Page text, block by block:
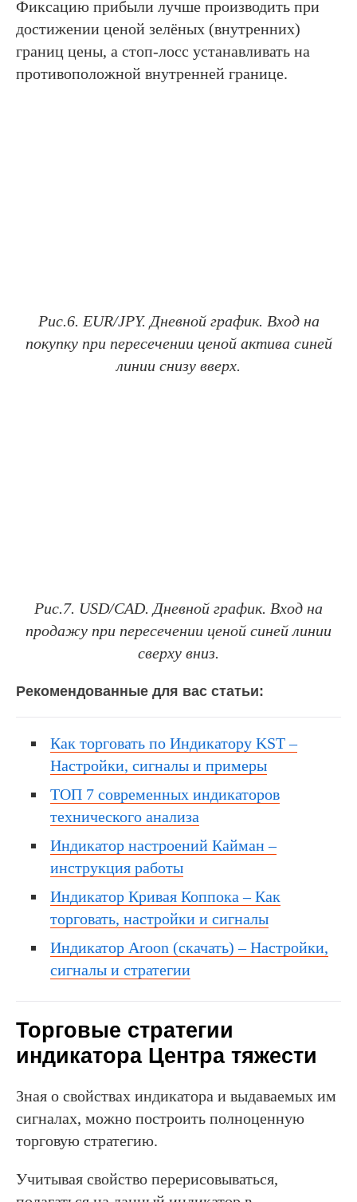
Фиксацию прибыли лучше производить при
достижении ценой зелёных (внутренних)
границ цены, а стоп-лосс устанавливать на
противоположной внутренней границе.
Рис.6. EUR/JPY. Дневной график. Вход на
покупку при пересечении ценой актива синей
линии снизу вверх.
Рис.7. USD/CAD. Дневной график. Вход на
продажу при пересечении ценой синей линии
сверху вниз.
Рекомендованные для вас статьи:
Как торговать по Индикатору KST –
Настройки, сигналы и примеры
ТОП 7 современных индикаторов
технического анализа
Индикатор настроений Кайман –
инструкция работы
Индикатор Кривая Коппока – Как
торговать, настройки и сигналы
Индикатор Aroon (скачать) – Настройки,
сигналы и стратегии
Торговые стратегии
индикатора Центра тяжести
Зная о свойствах индикатора и выдаваемых им
сигналах, можно построить полноценную
торговую стратегию.
Учитывая свойство перерисовываться,